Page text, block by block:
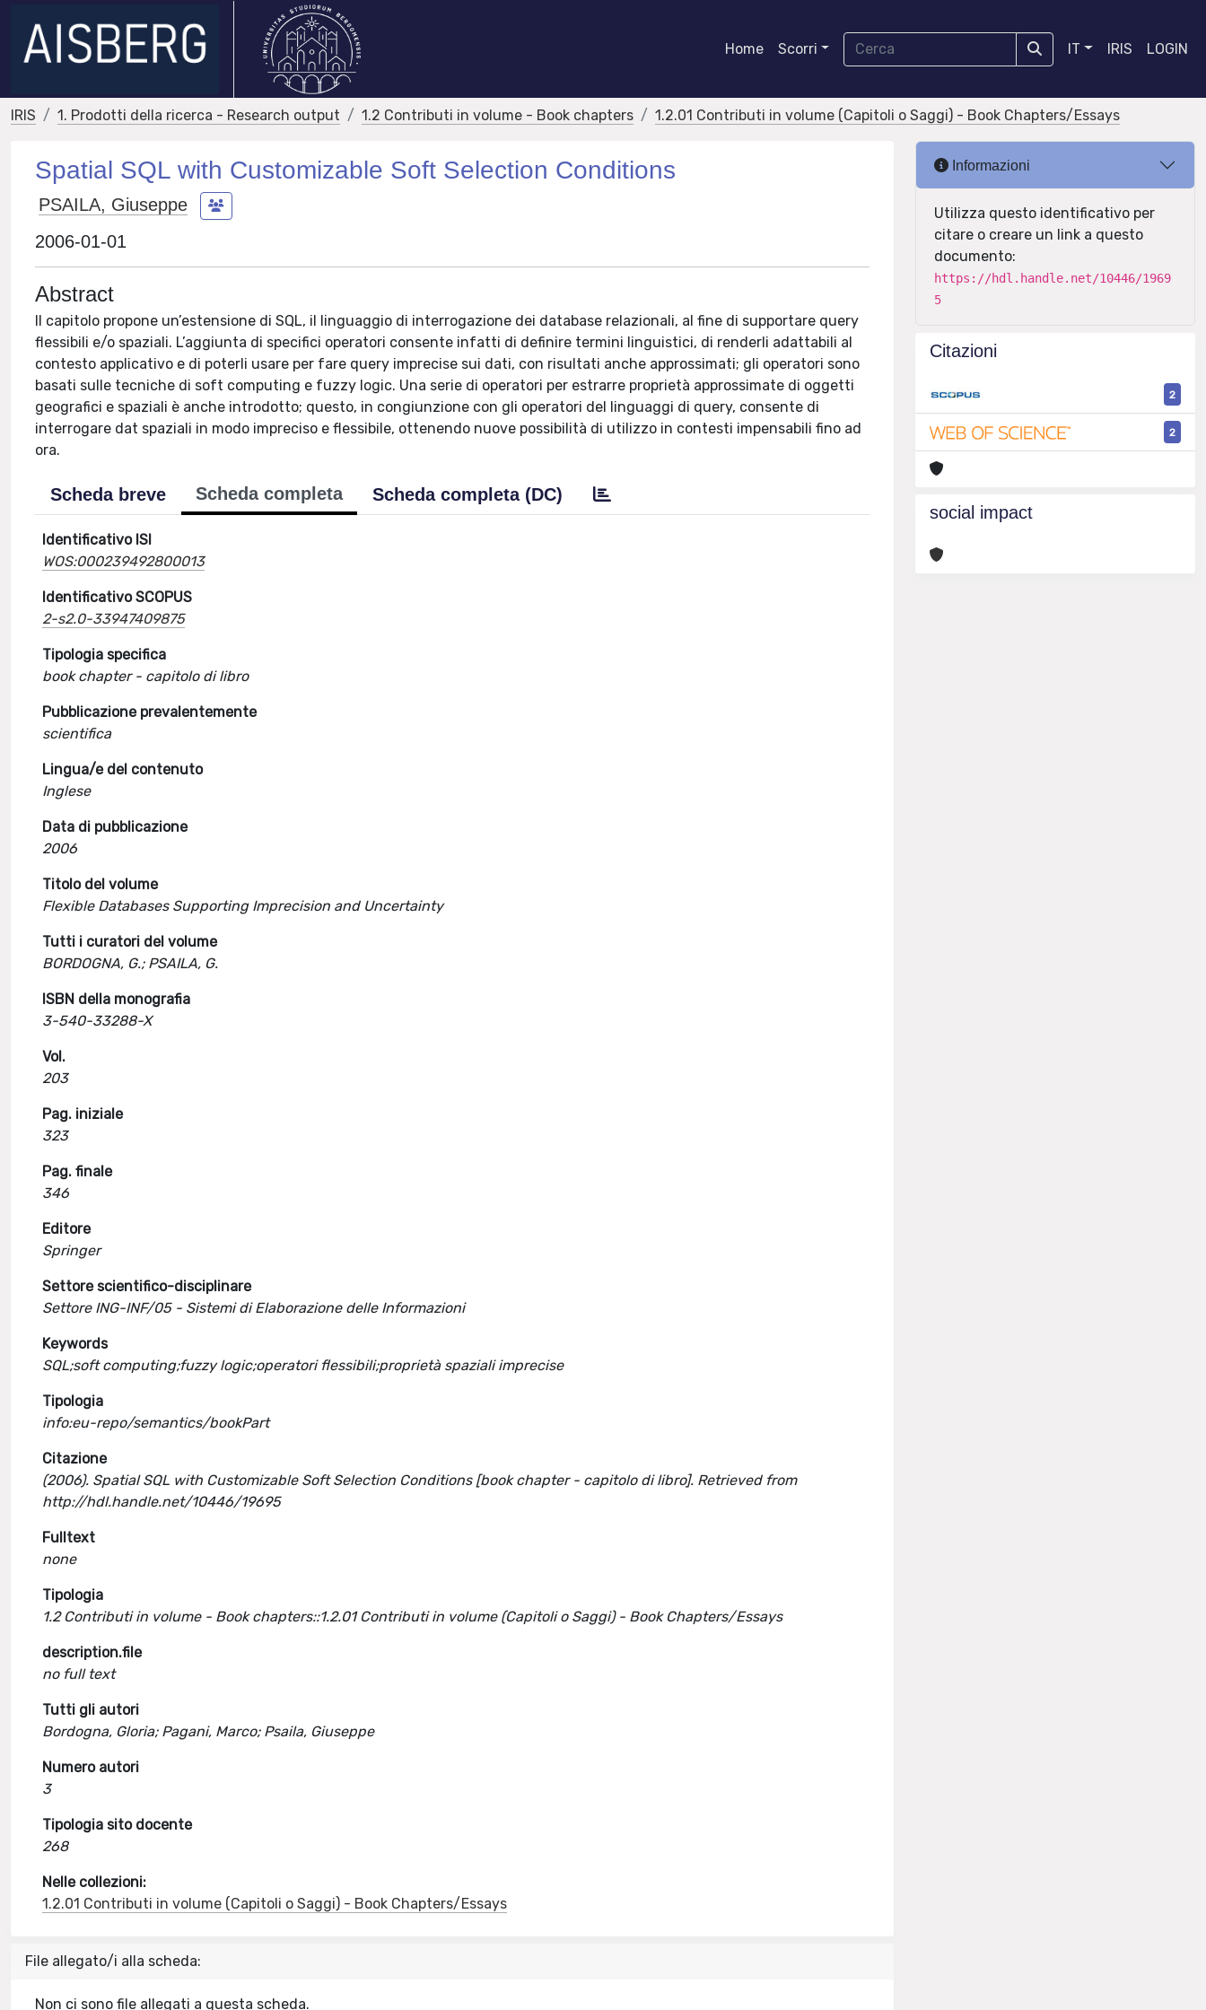
Home Scorri IT IRIS LOGIN
IRIS 1. Prodotti della ricerca - Research output 1.2 Contributi in volume - Book chapters 1.2.01 Contributi in volume (Capitoli o Saggi) - Book Chapters/Essays
Spatial SQL with Customizable Soft Selection Conditions
PSAILA, Giuseppe
2006-01-01
Abstract
Il capitolo propone un’estensione di SQL, il linguaggio di interrogazione dei database relazionali, al fine di supportare query
flessibili e/o spaziali. L’aggiunta di specifici operatori consente infatti di definire termini linguistici, di renderli adattabili al
contesto applicativo e di poterli usare per fare query imprecise sui dati, con risultati anche approssimati; gli operatori sono
basati sulle tecniche di soft computing e fuzzy logic. Una serie di operatori per estrarre proprietà approssimate di oggetti
geografici e spaziali è anche introdotto; questo, in congiunzione con gli operatori del linguaggi di query, consente di
interrogare dat spaziali in modo impreciso e flessibile, ottenendo nuove possibilità di utilizzo in contesti impensabili fino ad
ora.
Scheda breve Scheda completa Scheda completa (DC)
Identificativo ISI
WOS:000239492800013
Identificativo SCOPUS
2-s2.0-33947409875
Tipologia specifica
book chapter - capitolo di libro
Pubblicazione prevalentemente
scientifica
Lingua/e del contenuto
Inglese
Data di pubblicazione
2006
Titolo del volume
Flexible Databases Supporting Imprecision and Uncertainty
Tutti i curatori del volume
BORDOGNA, G.; PSAILA, G.
ISBN della monografia
3-540-33288-X
Vol.
203
Pag. iniziale
323
Pag. finale
346
Editore
Springer
Settore scientifico-disciplinare
Settore ING-INF/05 - Sistemi di Elaborazione delle Informazioni
Keywords
SQL;soft computing;fuzzy logic;operatori flessibili;proprietà spaziali imprecise
Tipologia
info:eu-repo/semantics/bookPart
Citazione
(2006). Spatial SQL with Customizable Soft Selection Conditions [book chapter - capitolo di libro]. Retrieved from
http://hdl.handle.net/10446/19695
Fulltext
none
Tipologia
1.2 Contributi in volume - Book chapters::1.2.01 Contributi in volume (Capitoli o Saggi) - Book Chapters/Essays
description.file
no full text
Tutti gli autori
Bordogna, Gloria; Pagani, Marco; Psaila, Giuseppe
Numero autori
3
Tipologia sito docente
268
Nelle collezioni:
1.2.01 Contributi in volume (Capitoli o Saggi) - Book Chapters/Essays
File allegato/i alla scheda:
Non ci sono file allegati a questa scheda.
Informazioni
Utilizza questo identificativo per
citare o creare un link a questo
documento:
https://hdl.handle.net/10446/1969
5
Citazioni
2
2
social impact